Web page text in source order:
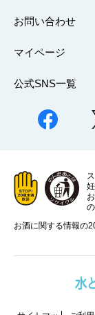
お問い合わせ
マイページ
公式SNS一覧
お酒に関する情報の